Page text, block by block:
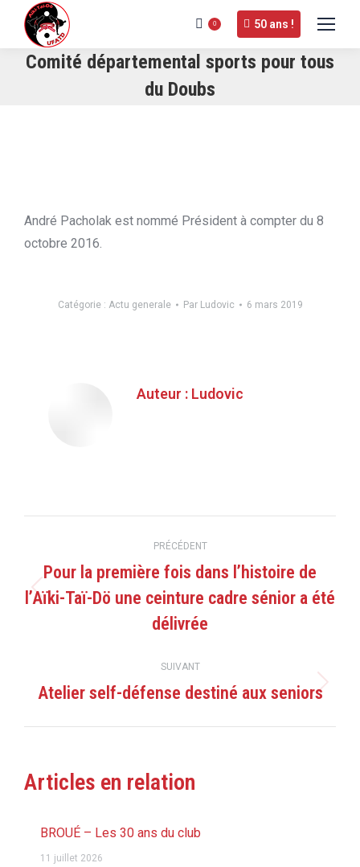
0 50 ans !
Comité départemental sports pour tous
du Doubs
André Pacholak est nommé Président à compter du 8
octobre 2016.
Catégorie : Actu generale Par Ludovic 6 mars 2019
Auteur : Ludovic
article
PRÉCÉDENT
Article
précédent
Pour la première fois dans l’histoire de
l’Aïki-Taï-Dö une ceinture cadre sénior a été
délivrée
SUIVANT
Article
Atelier self-défense destiné aux seniors
Articles en relation
BROUÉ – Les 30 ans du club
11 juillet 2026